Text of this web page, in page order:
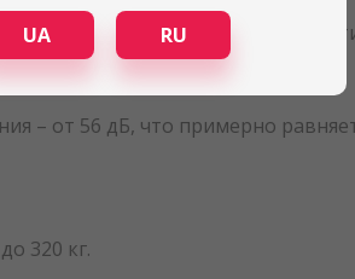
и сигналы, циклы
двигателя - IP54.
– от 56 дБ, что примерно
320 кг.
UA RU